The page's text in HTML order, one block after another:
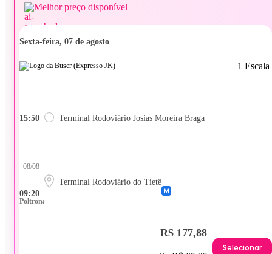
Melhor preço disponível
sexta-feira, 07 de agosto
1 Escala
15:50 Terminal Rodoviário Josias Moreira Braga
09:20
08/08
Terminal Rodoviário do Tietê
Poltrona
R$ 177,88
Selecionar